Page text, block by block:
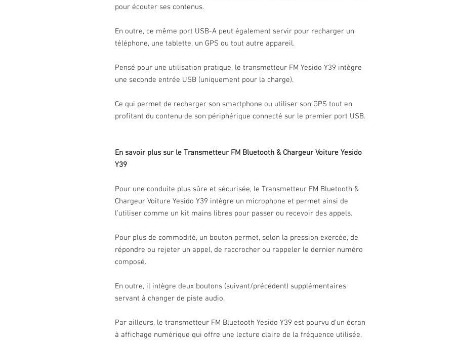
pour écouter ses contenus.
En outre, ce même port USB-A peut également servir pour recharger un
téléphone, une tablette, un GPS ou tout autre appareil.
Pensé pour une utilisation pratique, le transmetteur FM Yesido Y39 intègre
une seconde entrée USB (uniquement pour la charge).
Ce qui permet de recharger son smartphone ou utiliser son GPS tout en
profitant du contenu de son périphérique connecté sur le premier port USB.
En savoir plus sur le Transmetteur FM Bluetooth & Chargeur Voiture Yesido
Y39
Pour une conduite plus sûre et sécurisée, le Transmetteur FM Bluetooth &
Chargeur Voiture Yesido Y39 intègre un microphone et permet ainsi de
l’utiliser comme un kit mains libres pour passer ou recevoir des appels.
Pour plus de commodité, un bouton permet, selon la pression exercée, de
répondre ou rejeter un appel, de raccrocher ou rappeler le dernier numéro
composé.
En outre, il intègre deux boutons (suivant/précédent) supplémentaires
servant à changer de piste audio.
Par ailleurs, le transmetteur FM Bluetooth Yesido Y39 est pourvu d’un écran
à affichage numérique qui offre une lecture claire de la fréquence utilisée.